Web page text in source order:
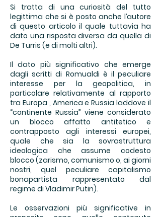
Si tratta di una curiosità del tutto
legittima che si è posto anche l’autore
di questo articolo il quale tuttavia ha
dato una risposta diversa da quella di
De Turris (e di molti altri).
Il dato più significativo che emerge
dagli scritti di Romualdi è il peculiare
interesse per la geopolitica, in
particolare relativamente al rapporto
tra Europa , America e Russia laddove il
“continente Russia” viene considerato
un blocco affatto antitetico e
contrapposto agli interessi europei,
quale che sia la sovrastruttura
ideologica che assume codesto
blocco (zarismo, comunismo o, ai giorni
nostri, quel peculiare capitalismo
bonapartista rappresentato dal
regime di Vladimir Putin).
Le osservazioni più significative in